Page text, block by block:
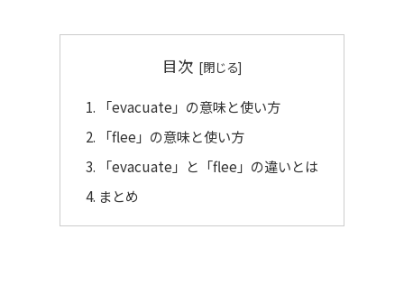
目次
「evacuate」の意味と使い方
「flee」の意味と使い方
「evacuate」と「flee」の違いとは
まとめ